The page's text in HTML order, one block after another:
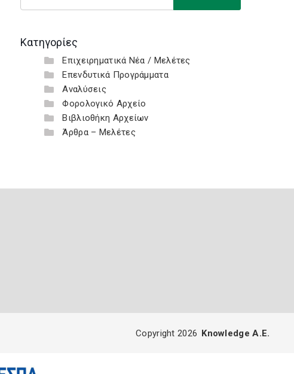
Κατηγορίες
Επιχειρηματικά Νέα / Μελέτες
Επενδυτικά Προγράμματα
Αναλύσεις
Φορολογικό Αρχείο
Βιβλιοθήκη Αρχείων
Άρθρα – Μελέτες
Copyright 2026 Knowledge A.E.